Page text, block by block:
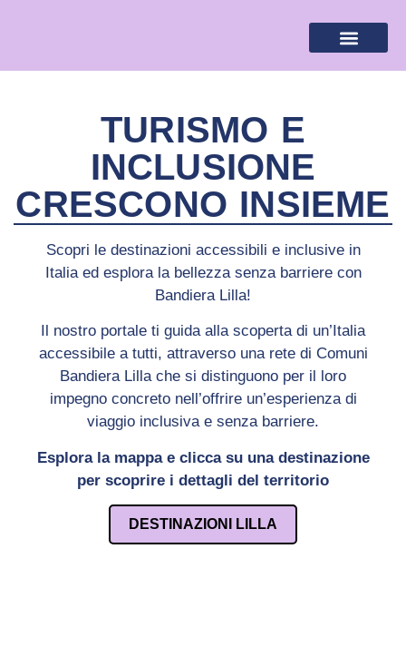
TURISMO E
INCLUSIONE
CRESCONO INSIEME
Scopri le destinazioni accessibili e inclusive in
Italia ed esplora la bellezza senza barriere con
Bandiera Lilla!
Il nostro portale ti guida alla scoperta di un’Italia
accessibile a tutti, attraverso una rete di Comuni
Bandiera Lilla che si distinguono per il loro
impegno concreto nell’offrire un’esperienza di
viaggio inclusiva e senza barriere.
Esplora la mappa e clicca su una destinazione
per scoprire i dettagli del territorio
DESTINAZIONI LILLA